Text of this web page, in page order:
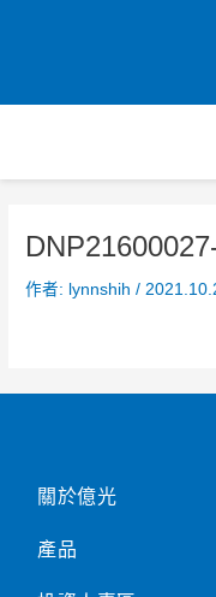
作者: lynnshih/
關於億光
產品